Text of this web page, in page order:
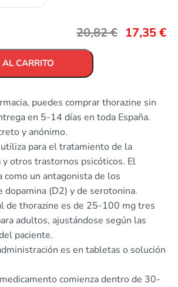
20,82€ 17,35€
CARRITO
puedes comprar thorazine sin
en 5-14 días en toda España.
y anónimo.
para el tratamiento de la
y otros trastornos psicóticos. El
como un antagonista de los
dopamina (D2) y de serotonina.
de thorazine es de 25-100 mg tres
adultos, ajustándose según las
paciente.
es en tabletas o solución
comienza dentro de 30-